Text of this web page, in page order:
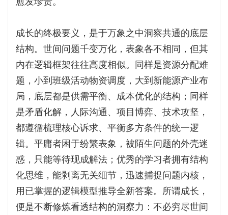
成长的终极要义，是于万象之中洞察共通的底层
结构。世间问题千变万化，表象各不相同，但其
内在逻辑框架往往高度相似。同样是资源分配难
题，小到班级活动物资调度，大到新能源产业布
局，底层都是供需平衡、成本优化的结构；同样
是矛盾化解，人际沟通、项目博弈、技术攻坚，
都遵循梳理核心诉求、平衡多方条件的统一逻
辑。平庸者困于纷繁表象，被陌生问题的外壳迷
惑，只能等待现成解法；优秀的学习者拥有结构
化思维，能剥离无关细节，迅速捕捉问题内核，
用已掌握的逻辑模型推导全新答案。所谓成长，
便是不断修炼看透结构的洞察力：不必穷尽世间